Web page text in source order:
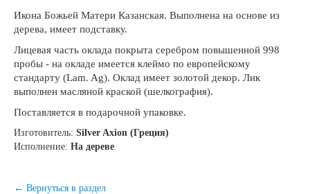
Икона Божьей Матери Казанская. Выполнена на основе из
дерева, имеет подставку.
Лицевая часть оклада покрыта серебром повышенной 998
пробы - на окладе имеется клеймо по европейскому
стандарту (Lam. Ag). Оклад имеет золотой декор. Лик
выполнен масляной краской (шелкография).
Поставляется в подарочной упаковке.
Изготовитель: Silver Axion (Греция)
Исполнение: На дереве
← Вернуться в раздел